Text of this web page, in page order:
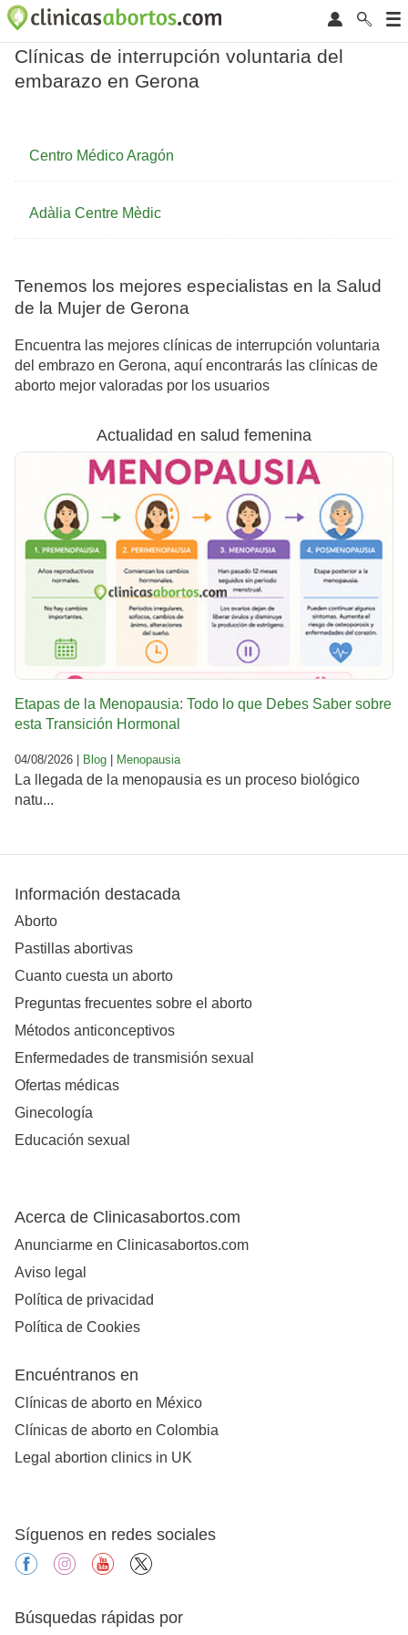
Clínicas de interrupción voluntaria del
embarazo en Gerona
Centro Médico Aragón
Adàlia Centre Mèdic
Tenemos los mejores especialistas en la Salud
de la Mujer de Gerona
Encuentra las mejores clínicas de interrupción voluntaria
del embrazo en Gerona, aquí encontrarás las clínicas de
aborto mejor valoradas por los usuarios
Actualidad en salud femenina
Etapas de la Menopausia: Todo lo que Debes Saber sobre
esta Transición Hormonal
04/08/2026 | Blog | Menopausia
La llegada de la menopausia es un proceso biológico
natu...
Información destacada
Aborto
Pastillas abortivas
Cuanto cuesta un aborto
Preguntas frecuentes sobre el aborto
Métodos anticonceptivos
Enfermedades de transmisión sexual
Ofertas médicas
Ginecología
Educación sexual
Acerca de Clinicasabortos.com
Anunciarme en Clinicasabortos.com
Aviso legal
Política de privacidad
Política de Cookies
Encuéntranos en
Clínicas de aborto en México
Clínicas de aborto en Colombia
Legal abortion clinics in UK
Síguenos en redes sociales
facebookinstagramyoutube
Búsquedas rápidas por